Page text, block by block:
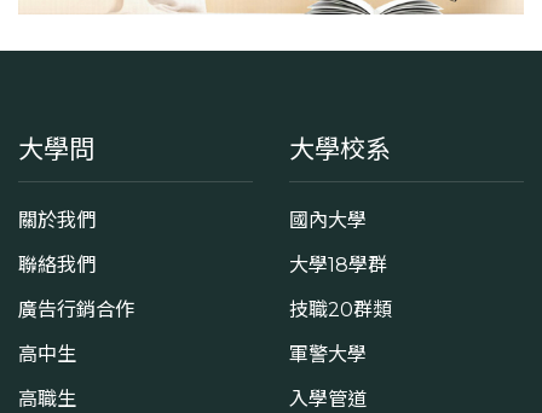
大學問
關於我們
聯絡我們
廣告行銷合作
高中生
高職生
大學校系
國內大學
大學18學群
技職20群類
軍警大學
入學管道